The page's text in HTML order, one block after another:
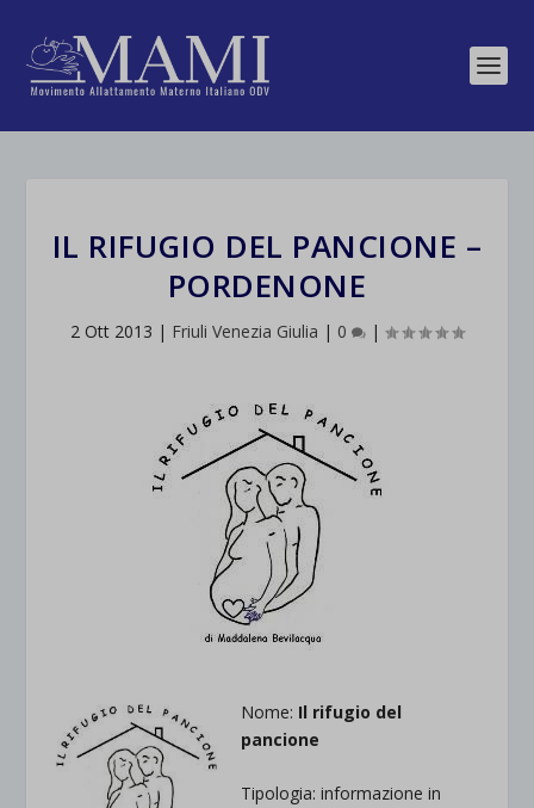
IL RIFUGIO DEL PANCIONE –
PORDENONE
2 Ott 2013 | Friuli Venezia Giulia | 0 |
Nome: Il rifugio del
pancione
Tipologia: informazione in